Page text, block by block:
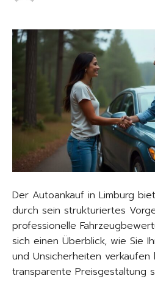
Der Autoankauf in Limburg
durch sein strukturiertes
professionelle
sich einen Überblick, wie Sie
und Unsicherheiten verkaufen
transparente Preisgestaltung